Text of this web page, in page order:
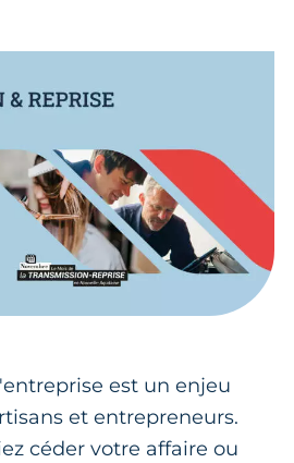
est un enjeu
et entrepreneurs.
céder votre affaire ou